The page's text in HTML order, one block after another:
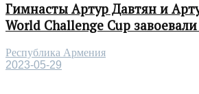
Гимнасты Артур Давтян и
World Challenge Cup
Республика Армения
2023-05-29